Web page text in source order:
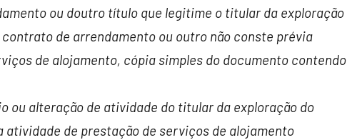
ou doutro título que legitime o titular da exploração
de arrendamento ou outro não conste prévia
de alojamento, cópia simples do documento contendo
ou alteração de atividade do titular da exploração do
de prestação de serviços de alojamento